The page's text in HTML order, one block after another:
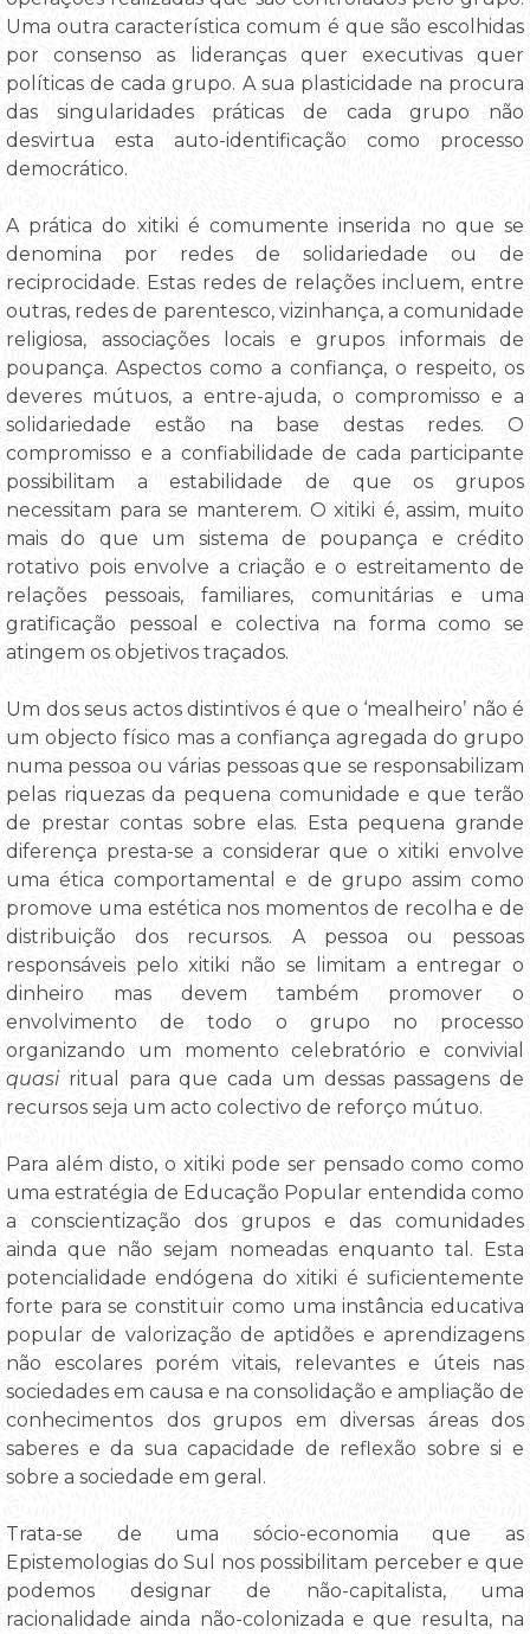
Uma outra característica comum é que são escolhidas
por consenso as lideranças quer executivas quer
políticas de cada grupo. A sua plasticidade na procura
das singularidades práticas de cada grupo não
desvirtua esta auto-identificação como processo
democrático.
A prática do xitiki é comumente inserida no que se
denomina por redes de solidariedade ou de
reciprocidade. Estas redes de relações incluem, entre
outras, redes de parentesco, vizinhança, a comunidade
religiosa, associações locais e grupos informais de
poupança. Aspectos como a confiança, o respeito, os
deveres mútuos, a entre-ajuda, o compromisso e a
solidariedade estão na base destas redes. O
compromisso e a confiabilidade de cada participante
possibilitam a estabilidade de que os grupos
necessitam para se manterem. O xitiki é, assim, muito
mais do que um sistema de poupança e crédito
rotativo pois envolve a criação e o estreitamento de
relações pessoais, familiares, comunitárias e uma
gratificação pessoal e colectiva na forma como se
atingem os objetivos traçados.
Um dos seus actos distintivos é que o ‘mealheiro’ não é
um objecto físico mas a confiança agregada do grupo
numa pessoa ou várias pessoas que se responsabilizam
pelas riquezas da pequena comunidade e que terão
de prestar contas sobre elas. Esta pequena grande
diferença presta-se a considerar que o xitiki envolve
uma ética comportamental e de grupo assim como
promove uma estética nos momentos de recolha e de
distribuição dos recursos. A pessoa ou pessoas
responsáveis pelo xitiki não se limitam a entregar o
dinheiro mas devem também promover o
envolvimento de todo o grupo no processo
organizando um momento celebratório e convivial
quasi ritual para que cada um dessas passagens de
recursos seja um acto colectivo de reforço mútuo.
Para além disto, o xitiki pode ser pensado como como
uma estratégia de Educação Popular entendida como
a conscientização dos grupos e das comunidades
ainda que não sejam nomeadas enquanto tal. Esta
potencialidade endógena do xitiki é suficientemente
forte para se constituir como uma instância educativa
popular de valorização de aptidões e aprendizagens
não escolares porém vitais, relevantes e úteis nas
sociedades em causa e na consolidação e ampliação de
conhecimentos dos grupos em diversas áreas dos
saberes e da sua capacidade de reflexão sobre si e
sobre a sociedade em geral.
Trata-se de uma sócio-economia que as
Epistemologias do Sul nos possibilitam perceber e que
podemos designar de não-capitalista, uma
racionalidade ainda não-colonizada e que resulta, na